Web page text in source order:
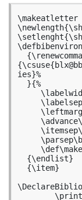
\makeatletter
ies}%